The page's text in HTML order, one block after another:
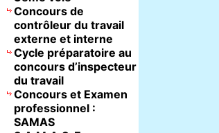
Concours de
contrôleur du travail
externe et interne
Cycle préparatoire au
concours d’inspecteur
du travail
Concours et Examen
professionnel :
SAMAS